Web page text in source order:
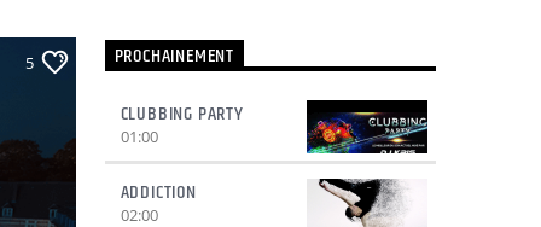
5
PROCHAINEMENT
CLUBBING PARTY
01:00
ADDICTION
02:00